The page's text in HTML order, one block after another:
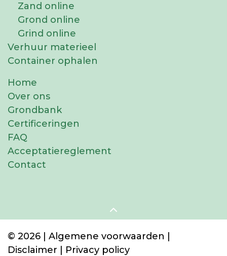
Zand online
Grond online
Grind online
Verhuur materieel
Container ophalen
Home
Over ons
Grondbank
Certificeringen
FAQ
Acceptatiereglement
Contact
© 2026 | Algemene voorwaarden
Disclaimer
Privacy policy